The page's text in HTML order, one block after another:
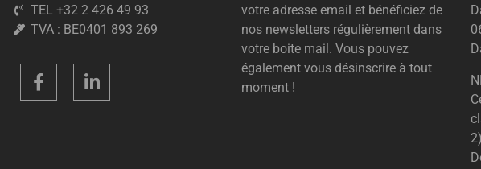
TEL +32 2 426 49 93
TVA : BE0401 893 269
votre adresse email et bénéficiez de
nos newsletters régulièrement dans
votre boite mail. Vous pouvez
également vous désinscrire à tout
moment !